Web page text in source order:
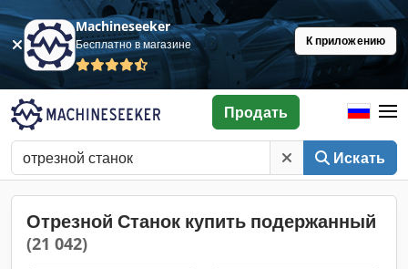
Machineseeker
Бесплатно в магазине К приложению
Искать
Продать
Отрезной Станок купить подержанный
(21 042)